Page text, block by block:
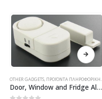
OTHER GADGETS, ΠΡΟΪΌΝΤΑ ΠΛΗΡΟΦΟΡΙΚΉΣ - ΚΙΝΗΤΉΣ ΤΗΛΕΦΩΝΊΑΣ - ΗΛΕΚΤΡΟΝΙΚΆ
Door, Window and Fridge Alarm